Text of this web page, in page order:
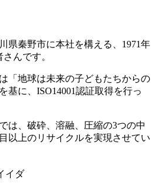
県秦野市に本社を構える、1971年
んです。
「地球は未来の子どもたちからの
基に、ISO14001認証取得を行っ
は、破砕、溶融、圧縮の3つの中
以上のリサイクルを実現させてい
イダ